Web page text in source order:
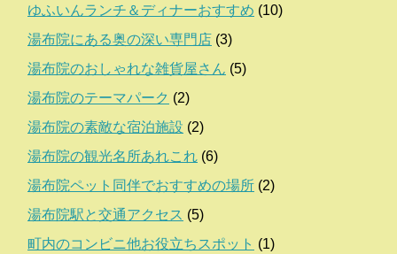
ゆふいんランチ＆ディナーおすすめ (10)
湯布院にある奥の深い専門店 (3)
湯布院のおしゃれな雑貨屋さん (5)
湯布院のテーマパーク (2)
湯布院の素敵な宿泊施設 (2)
湯布院の観光名所あれこれ (6)
湯布院ペット同伴でおすすめの場所 (2)
湯布院駅と交通アクセス (5)
町内のコンビニ他お役立ちスポット (1)